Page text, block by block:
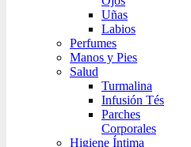
Uñas
Labios
Perfumes
Manos y Pies
Salud
Turmalina
Infusión Tés
Parches
Corporales
Higiene Íntima